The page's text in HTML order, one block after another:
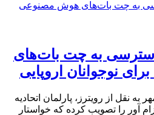
به چت بات‌های
نوجوانان اروپایی
نقل از رویترز، پارلمان اتحادیه
آور را تصویب کرده که خواستار